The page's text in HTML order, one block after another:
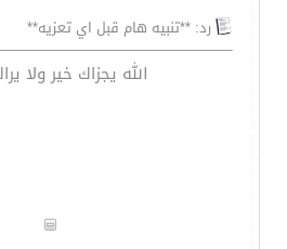
رد: **تنبيه هام قبل اي تعزيه**
الله يجزاك خير ولا